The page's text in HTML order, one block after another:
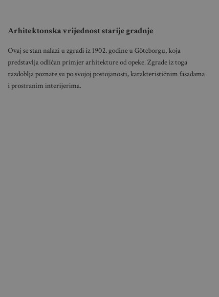
Arhitektonska vrijednost starije gradnje
Ovaj se stan nalazi u zgradi iz 1902. godine u Göteborgu, koja
predstavlja odličan primjer arhitekture od opeke. Zgrade iz toga
razdoblja poznate su po svojoj postojanosti, karakterističnim fasadama
i prostranim interijerima.